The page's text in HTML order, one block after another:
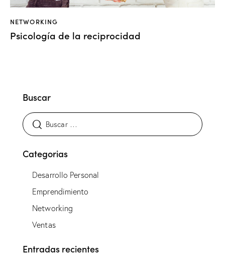
NETWORKING
Psicología de la reciprocidad
Buscar
Categorias
Desarrollo Personal
Emprendimiento
Networking
Ventas
Entradas recientes